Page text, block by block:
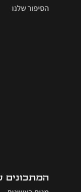
הסיפור שלנו
המתכונים